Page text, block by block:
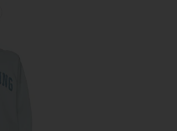
MOLETOM ANINE BING MILES